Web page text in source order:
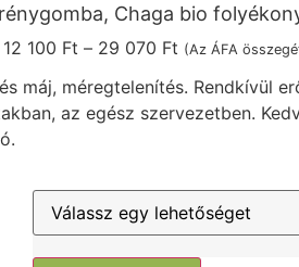
Chaga bio
12 100 Ft – 29 070 Ft (Az ÁFA
máj, méregtelenítés. Rendkívül
az egész szervezetben.